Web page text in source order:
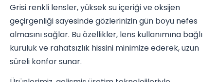
Grisi renkli lensler, yüksek su içeriği ve oksijen
geçirgenliği sayesinde gözlerinizin gün boyu nefes
almasını sağlar. Bu özellikler, lens kullanımına bağlı
kuruluk ve rahatsızlık hissini minimize ederek, uzun
süreli konfor sunar.